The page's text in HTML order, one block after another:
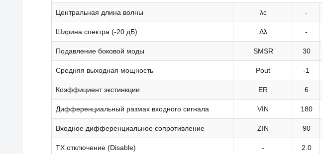
Центральная длина волны λc -
Ширина спектра (-20 дБ) Δλ -
Подавление боковой моды SMSR 30
Средняя выходная мощность Pout -1
Коэффициент экстинкции ER 6
Дифференциальный размах входного сигнала VIN 180
Входное дифференциальное сопротивление ZIN 90
TX отключение (Disable) - 2.0